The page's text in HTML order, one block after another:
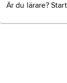
Är du lärare?